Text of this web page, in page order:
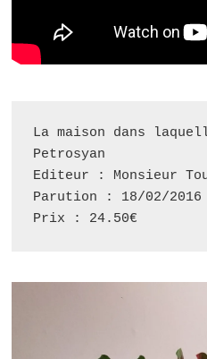
La maison dans
Petrosyan
Editeur : Monsieur
Parution : 18/02/2016
Prix : 24.50€